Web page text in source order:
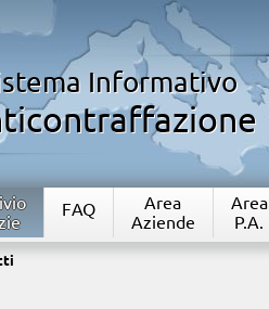
Informativo
FAQ
Area
Aziende
Area
P.A.